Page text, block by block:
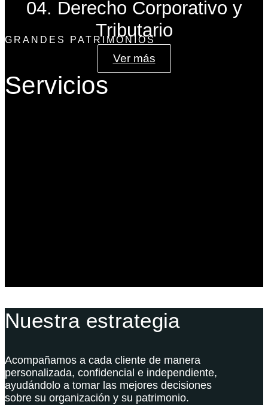
04. Derecho Corporativo y
Tributario
Ver más
GRANDES PATRIMONIOS
Servicios
Nuestra estrategia
Acompañamos a cada cliente de manera
personalizada, confidencial e independiente,
ayudándolo a tomar las mejores decisiones
sobre su organización y su patrimonio.